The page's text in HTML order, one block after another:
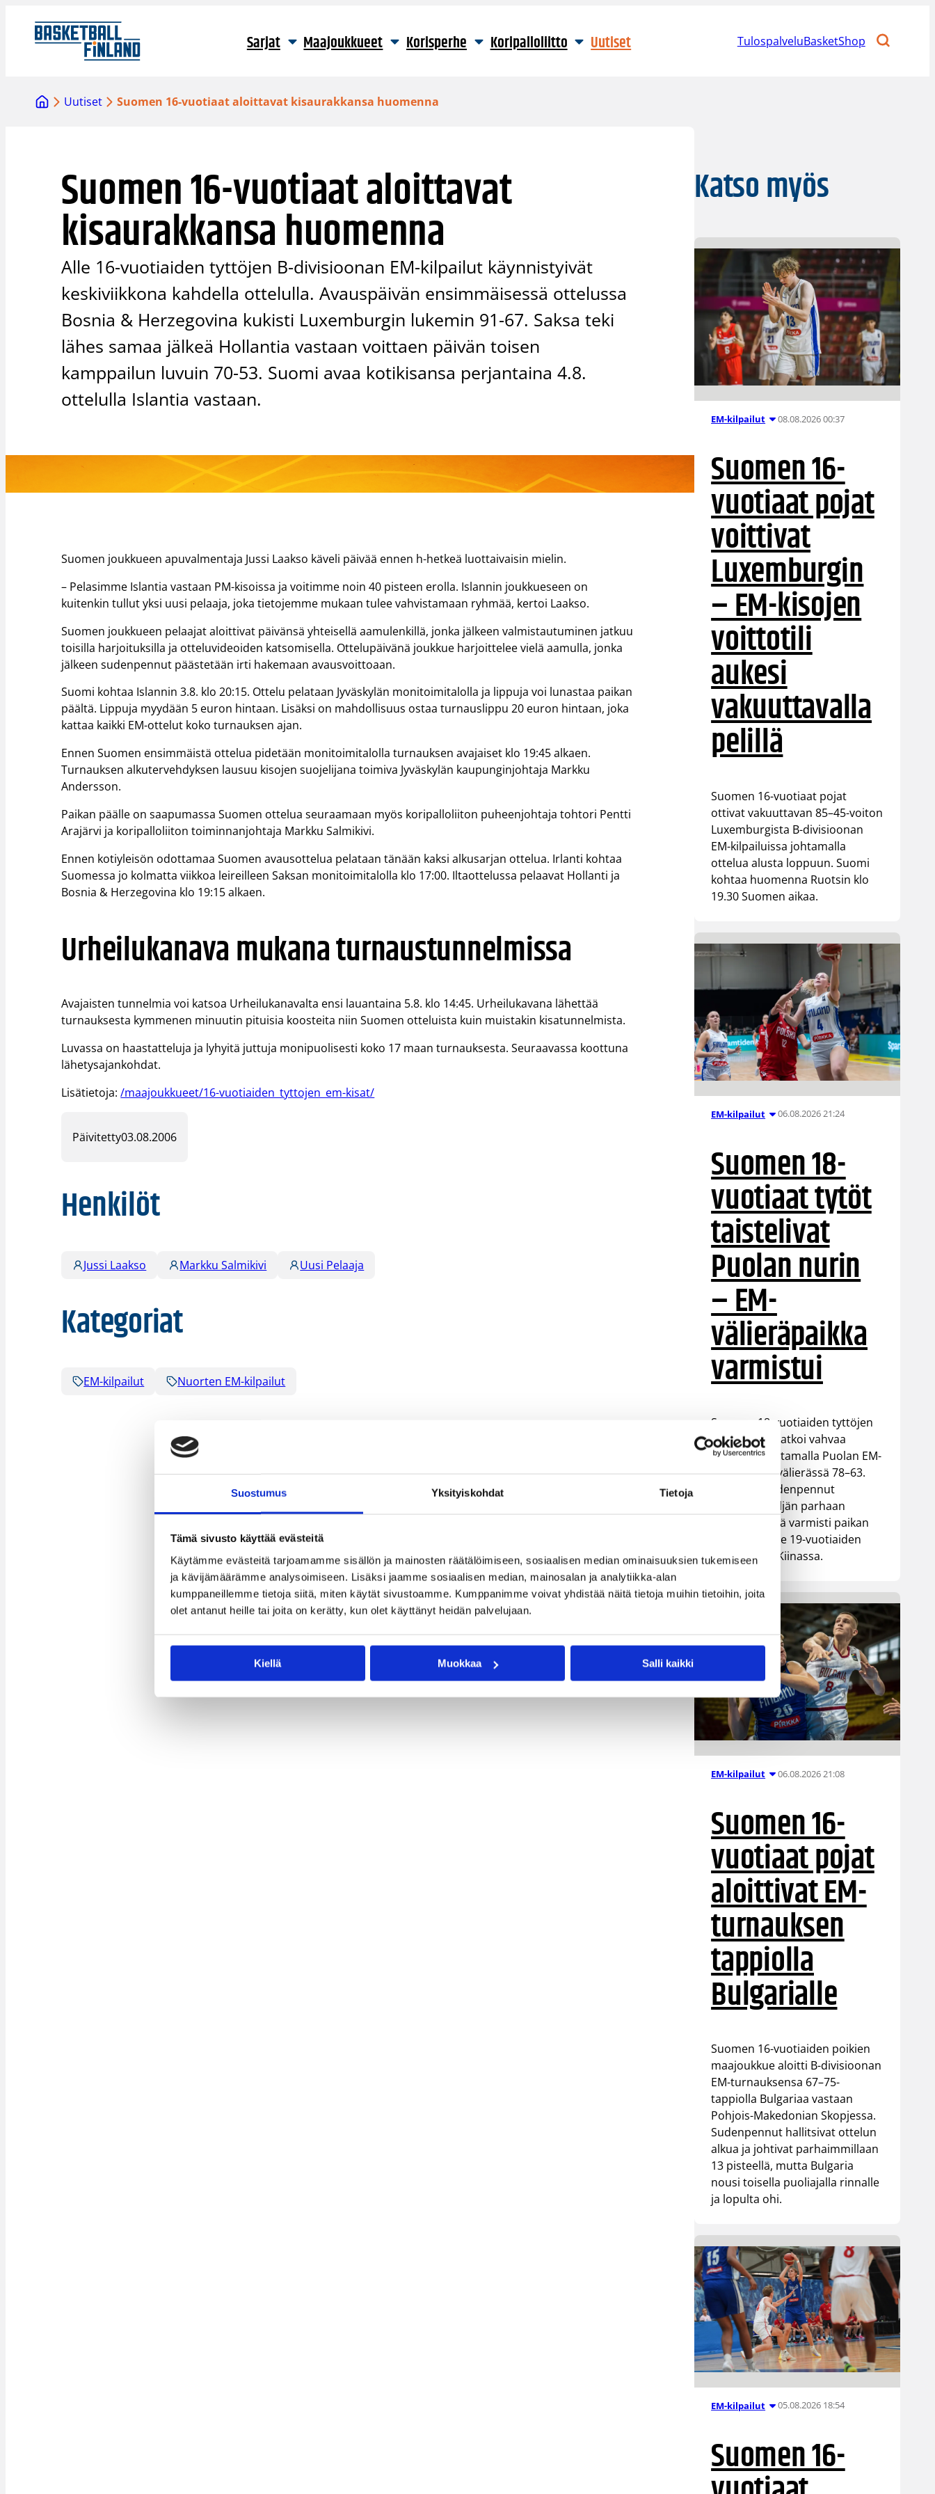
Suostumus Yksityiskohdat Tietoja
Tämä sivusto käyttää evästeitä
Käytämme evästeitä tarjoamamme sisällön ja mainosten räätälöimiseen, sosiaalisen median ominaisuuksien tukemiseen
ja kävijämäärämme analysoimiseen. Lisäksi jaamme sosiaalisen median, mainosalan ja analytiikka-alan
kumppaneillemme tietoja siitä, miten käytät sivustoamme. Kumppanimme voivat yhdistää näitä tietoja muihin tietoihin, joita
olet antanut heille tai joita on kerätty, kun olet käyttänyt heidän palvelujaan.
Kiellä Muokkaa Salli kaikki
sisältöön
Sarjat Maajoukkueet Korisperhe Koripalloliitto Uutiset TulospalveluBasketShop
Uutiset Suomen 16-vuotiaat aloittavat kisaurakkansa huomenna
Suomen 16-vuotiaat aloittavat
kisaurakkansa huomenna
Alle 16-vuotiaiden tyttöjen B-divisioonan EM-kilpailut käynnistyivät
keskiviikkona kahdella ottelulla. Avauspäivän ensimmäisessä ottelussa
Bosnia & Herzegovina kukisti Luxemburgin lukemin 91-67. Saksa teki
lähes samaa jälkeä Hollantia vastaan voittaen päivän toisen
kamppailun luvuin 70-53. Suomi avaa kotikisansa perjantaina 4.8.
ottelulla Islantia vastaan.
Suomen joukkueen apuvalmentaja Jussi Laakso käveli päivää ennen h-hetkeä luottaivaisin mielin.
– Pelasimme Islantia vastaan PM-kisoissa ja voitimme noin 40 pisteen erolla. Islannin joukkueseen on
kuitenkin tullut yksi uusi pelaaja, joka tietojemme mukaan tulee vahvistamaan ryhmää, kertoi Laakso.
Suomen joukkueen pelaajat aloittivat päivänsä yhteisellä aamulenkillä, jonka jälkeen valmistautuminen jatkuu
toisilla harjoituksilla ja otteluvideoiden katsomisella. Ottelupäivänä joukkue harjoittelee vielä aamulla, jonka
jälkeen sudenpennut päästetään irti hakemaan avausvoittoaan.
Suomi kohtaa Islannin 3.8. klo 20:15. Ottelu pelataan Jyväskylän monitoimitalolla ja lippuja voi lunastaa paikan
päältä. Lippuja myydään 5 euron hintaan. Lisäksi on mahdollisuus ostaa turnauslippu 20 euron hintaan, joka
kattaa kaikki EM-ottelut koko turnauksen ajan.
Ennen Suomen ensimmäistä ottelua pidetään monitoimitalolla turnauksen avajaiset klo 19:45 alkaen.
Turnauksen alkutervehdyksen lausuu kisojen suojelijana toimiva Jyväskylän kaupunginjohtaja Markku
Andersson.
Paikan päälle on saapumassa Suomen ottelua seuraamaan myös koripalloliiton puheenjohtaja tohtori Pentti
Arajärvi ja koripalloliiton toiminnanjohtaja Markku Salmikivi.
Ennen kotiyleisön odottamaa Suomen avausottelua pelataan tänään kaksi alkusarjan ottelua. Irlanti kohtaa
Suomessa jo kolmatta viikkoa leireilleen Saksan monitoimitalolla klo 17:00. Iltaottelussa pelaavat Hollanti ja
Bosnia & Herzegovina klo 19:15 alkaen.
Urheilukanava mukana turnaustunnelmissa
Avajaisten tunnelmia voi katsoa Urheilukanavalta ensi lauantaina 5.8. klo 14:45. Urheilukavana lähettää
turnauksesta kymmenen minuutin pituisia koosteita niin Suomen otteluista kuin muistakin kisatunnelmista.
Luvassa on haastatteluja ja lyhyitä juttuja monipuolisesti koko 17 maan turnauksesta. Seuraavassa koottuna
lähetysajankohdat.
Lisätietoja:/maajoukkueet/16-vuotiaiden_tyttojen_em-kisat/
Päivitetty03.08.2006
Henkilöt
Jussi Laakso Markku Salmikivi Uusi Pelaaja
Kategoriat
EM-kilpailut Nuorten EM-kilpailut
Katso myös
EM-kilpailut 08.08.2026 00:37
Suomen 16-
vuotiaat pojat
voittivat
Luxemburgin
– EM-kisojen
voittotili
aukesi
vakuuttavalla
pelillä
Suomen 16-vuotiaat pojat
ottivat vakuuttavan 85–45-voiton
Luxemburgista B-divisioonan
EM-kilpailuissa johtamalla
ottelua alusta loppuun. Suomi
kohtaa huomenna Ruotsin klo
19.30 Suomen aikaa.
EM-kilpailut 06.08.2026 21:24
Suomen 18-
vuotiaat tytöt
taistelivat
Puolan nurin
– EM-
välieräpaikka
varmistui
Suomen 18-vuotiaiden tyttöjen
maajoukkue jatkoi vahvaa
kesäänsä kaatamalla Puolan EM-
kisojen puolivälierässä 78–63.
Voitto vei Sudenpennut
Euroopan neljän parhaan
joukkoon sekä varmisti paikan
ensi kesän alle 19-vuotiaiden
MM-kisoihin Kiinassa.
EM-kilpailut 06.08.2026 21:08
Suomen 16-
vuotiaat pojat
aloittivat EM-
turnauksen
tappiolla
Bulgarialle
Suomen 16-vuotiaiden poikien
maajoukkue aloitti B-divisioonan
EM-turnauksensa 67–75-
tappiolla Bulgariaa vastaan
Pohjois-Makedonian Skopjessa.
Sudenpennut hallitsivat ottelun
alkua ja johtivat parhaimmillaan
13 pisteellä, mutta Bulgaria
nousi toisella puoliajalla rinnalle
ja lopulta ohi.
EM-kilpailut 05.08.2026 18:54
Suomen 16-